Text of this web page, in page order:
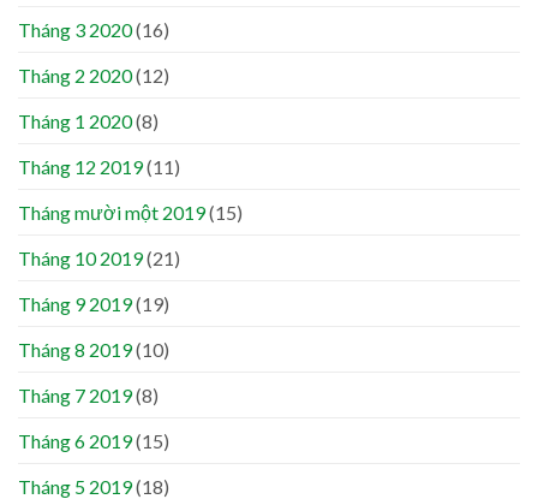
Tháng 3 2020(16)
Tháng 2 2020(12)
Tháng 1 2020(8)
Tháng 12 2019(11)
Tháng mười một 2019(15)
Tháng 10 2019(21)
Tháng 9 2019(19)
Tháng 8 2019(10)
Tháng 7 2019(8)
Tháng 6 2019(15)
Tháng 5 2019(18)